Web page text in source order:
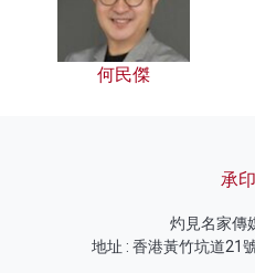
何民傑
承
灼見名家傳
地址 : 香港黃竹坑道21